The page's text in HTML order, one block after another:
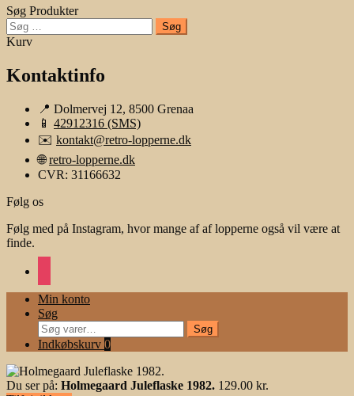
Søg Produkter
Søg
efter:
Kurv
Kontaktinfo
📍 Dolmervej 12, 8500 Grenaa
📱 42912316 (SMS)
✉️ kontakt@retro-lopperne.dk
🌐retro-lopperne.dk
CVR: 31166632
Følg os
Følg med på Instagram, hvor mange af af lopperne også vil være at
finde.
Min konto
Søg
Søg
efter:
Søg
Indkøbskurv 0
Du ser på: Holmegaard Juleflaske 1982. 129.00 kr.